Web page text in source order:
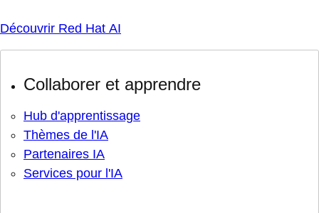
Découvrir Red Hat AI
Collaborer et apprendre
Hub d'apprentissage
Thèmes de l'IA
Partenaires IA
Services pour l'IA